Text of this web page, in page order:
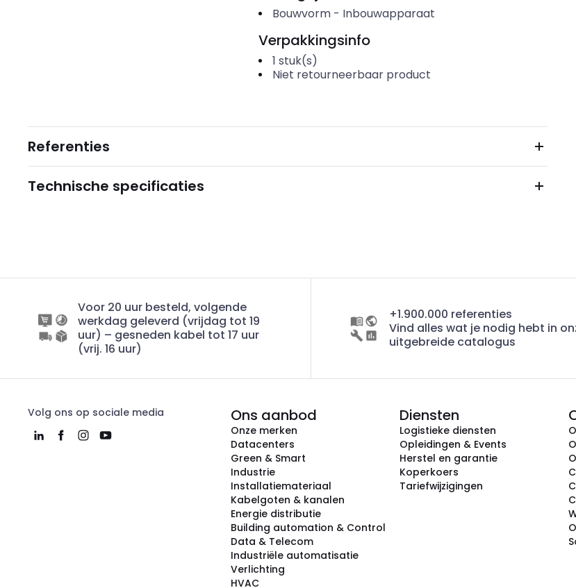
Bouwvorm- Inbouwapparaat
Verpakkingsinfo
1 stuk(s)
Niet retourneerbaar product
Referenties
Technische specificaties
Voor 20 uur besteld, volgende
werkdag geleverd (vrijdag tot 19
uur) – gesneden kabel tot 17 uur
(vrij. 16 uur)
+1.900.000 referenties
Vind alles wat je nodig hebt in
uitgebreide catalogus
Volg ons op sociale media Ons aanbod
Onze merken
Datacenters
Green & Smart
Industrie
Installatiemateriaal
Kabelgoten & kanalen
Energie distributie
Building automation & Control
Data & Telecom
Industriële automatisatie
Verlichting
HVAC
Diensten
Logistieke diensten
Opleidingen & Events
Herstel en garantie
Koperkoers
Tariefwijzigingen